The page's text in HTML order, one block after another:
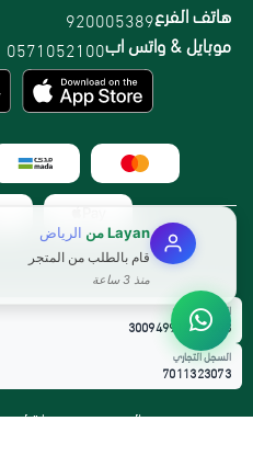
هاتف الفرع920005389
موبايل & واتس اب0571052100
الرقم الضريبي:
300949912800003
السجل التجاري
7011323073
جميع الحقوق محفوظة لمتجر
Layanمن الرياض
قام بالطلب من المتجر
منذ 3 ساعة